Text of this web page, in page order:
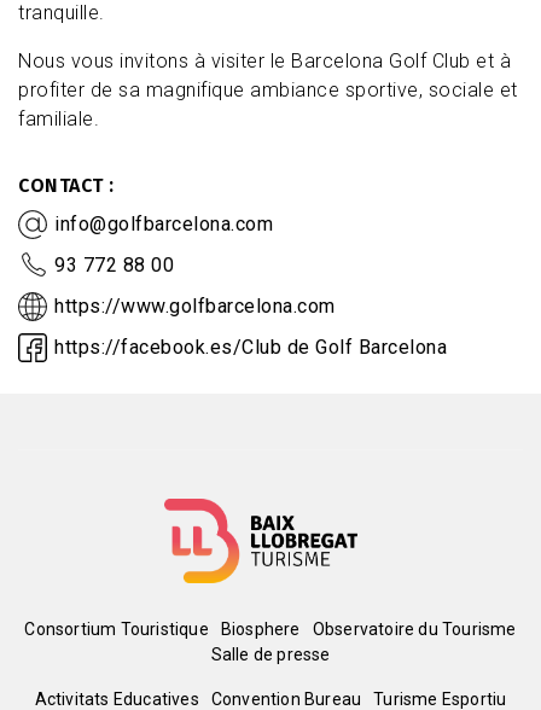
tranquille.
Nous vous invitons à visiter le Barcelona Golf Club et à
profiter de sa magnifique ambiance sportive, sociale et
familiale.
CONTACT
info@golfbarcelona.com
93 772 88 00
https://www.golfbarcelona.com
https://facebook.es/Club de Golf Barcelona
Menú
del
Consortium Touristique Biosphere
Observatoire du Tourisme
Salle de presse
Activitats Educatives Convention Bureau Turisme Esportiu